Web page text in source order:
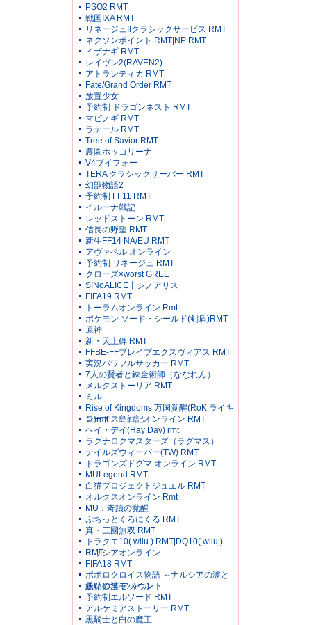
PSO2 RMT
戦国IXA RMT
リネージュIIクラシックサービス RMT
ネクソンポイント RMT|NP RMT
イザナギ RMT
レイヴン2(RAVEN2)
アトランティカ RMT
Fate/Grand Order RMT
放置少女
予約制 ドラゴンネスト RMT
マビノギ RMT
ラテール RMT
Tree of Savior RMT
農園ホッコリーナ
V4ブイフォー
TERA クラシックサーバー RMT
幻獣物語2
予約制 FF11 RMT
イルーナ戦記
レッドストーン RMT
信長の野望 RMT
新生FF14 NA/EU RMT
アヴァベル オンライン
予約制 リネージュ RMT
クローズ×worst GREE
SINoALICE丨シノアリス
FIFA19 RMT
トーラムオンライン Rmt
ポケモン ソード・シールド(剣盾)RMT
原神
新・天上碑 RMT
FFBE-FFブレイブエクスヴィアス RMT
実況パワフルサッカー RMT
7人の賢者と錬金術師（ななれん）
メルクストーリア RMT
ミル
Rise of Kingdoms 万国覚醒(RoK ライキ
ン)rmt
ロードス島戦記オンライン RMT
ヘイ・デイ(Hay Day) rmt
ラグナロクマスターズ（ラグマス）
テイルズウィーバー(TW) RMT
ドラゴンズドグマ オンライン RMT
MULegend RMT
白猫プロジェクトジュエル RMT
オルクスオンライン Rmt
MU：奇蹟の覚醒
ぷちっとくろにくる RMT
真・三國無双 RMT
ドラクエ10( wiiu ) RMT|DQ10( wiiu )
RMT
エリシアオンライン
FIFA18 RMT
ポポロクロイス物語 ～ナルシアの涙と
妖精の笛 アカウント
黒い砂漠モバイル
予約制エルソード RMT
アルケミアストーリー RMT
黒騎士と白の魔王